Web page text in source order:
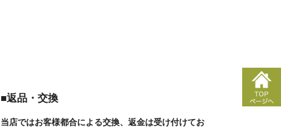
■返品・交換
当店ではお客様都合による交換、返金は受け付けてお